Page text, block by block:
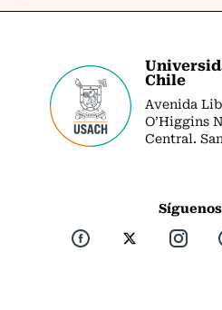
Chile
Avenida
O’Higgins
Central.